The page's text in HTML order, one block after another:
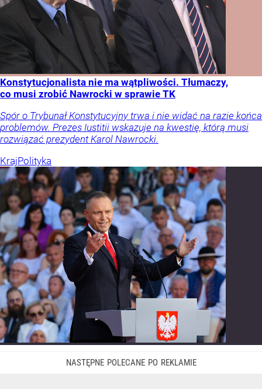
Konstytucjonalista nie ma wątpliwości. Tłumaczy,
co musi zrobić Nawrocki w sprawie TK
Spór o Trybunał Konstytucyjny trwa i nie widać na razie końca
problemów. Prezes Iustitii wskazuje na kwestię, którą musi
rozwiązać prezydent Karol Nawrocki.
KrajPolityka